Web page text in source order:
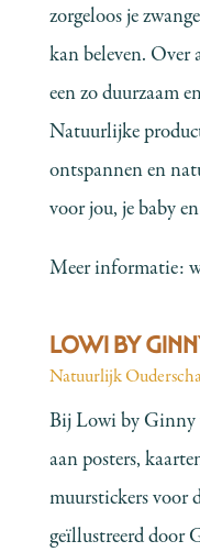
zorgeloos je
kan beleven. Over
een zo duurzaam
Natuurlijke
ontspannen en
voor jou, je baby
Meer informatie:
LOWI BY
Natuurlijk
Bij Lowi by Ginny
aan posters,
muurstickers voor
geïllustreerd door